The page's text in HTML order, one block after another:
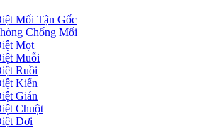
Mối Tận Gốc
Chống Mối
Mọt
Muỗi
Ruồi
Kiến
Gián
Chuột
Dơi